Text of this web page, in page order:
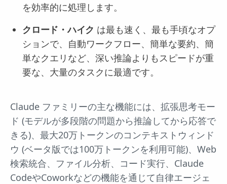
を効率的に処理します。
クロード・ハイク は最も速く、最も手頃なオプ
ションで、自動ワークフロー、簡単な要約、簡
単なクエリなど、深い推論よりもスピードが重
要な、大量のタスクに最適です。
Claude ファミリーの主な機能には、拡張思考モー
ド (モデルが多段階の問題から推論してから応答で
きる)、最大20万トークンのコンテキストウィンド
ウ (ベータ版では100万トークンを利用可能)、Web
検索統合、ファイル分析、コード実行、Claude
CodeやCoworkなどの機能を通じて自律エージェ